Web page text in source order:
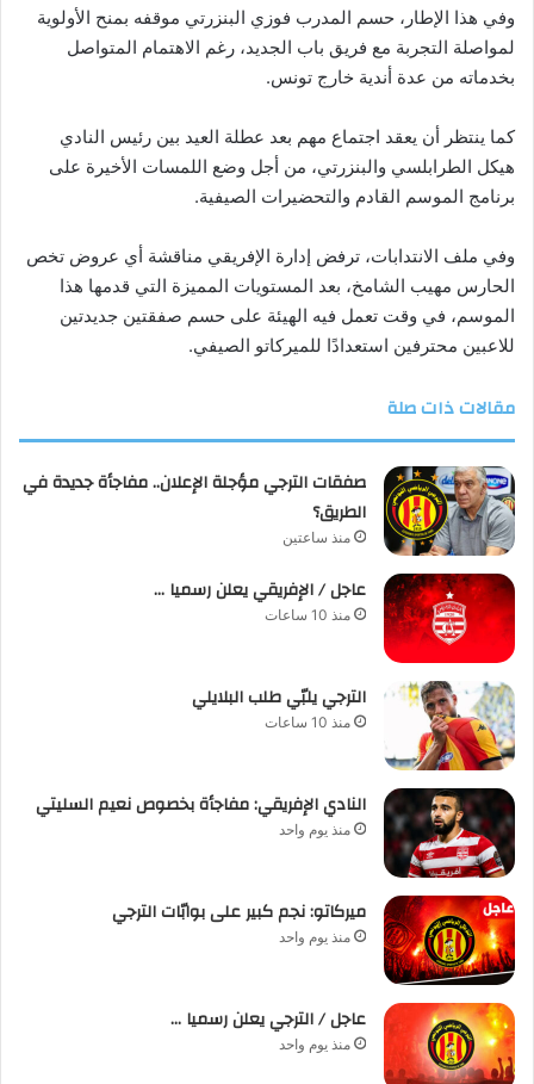
وفي هذا الإطار، حسم المدرب فوزي البنزرتي موقفه بمنح الأولوية
لمواصلة التجربة مع فريق باب الجديد، رغم الاهتمام المتواصل
بخدماته من عدة أندية خارج تونس.
كما ينتظر أن يعقد اجتماع مهم بعد عطلة العيد بين رئيس النادي
هيكل الطرابلسي والبنزرتي، من أجل وضع اللمسات الأخيرة على
برنامج الموسم القادم والتحضيرات الصيفية.
وفي ملف الانتدابات، ترفض إدارة الإفريقي مناقشة أي عروض تخص
الحارس مهيب الشامخ، بعد المستويات المميزة التي قدمها هذا
الموسم، في وقت تعمل فيه الهيئة على حسم صفقتين جديدتين
للاعبين محترفين استعدادًا للميركاتو الصيفي.
مقالات ذات صلة
صفقات الترجي مؤجلة الإعلان.. مفاجأة جديدة في
الطريق؟
منذ ساعتين
عاجل / الإفريقي يعلن رسميا …
منذ 10 ساعات
الترجي يلبّي طلب البلايلي
منذ 10 ساعات
النادي الإفريقي: مفاجأة بخصوص نعيم السليتي
منذ يوم واحد
ميركاتو: نجم كبير على بوابّات الترجي
منذ يوم واحد
عاجل / الترجي يعلن رسميا …
منذ يوم واحد